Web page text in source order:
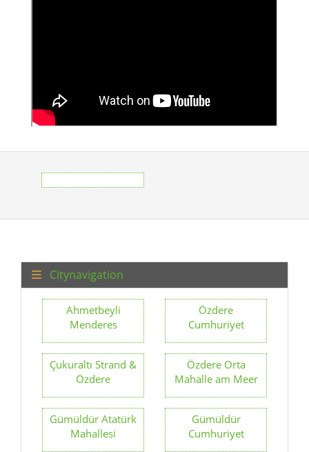
Citynavigation
Ahmetbeyli
Menderes
Özdere
Cumhuriyet
Çukuraltı Strand &
Özdere
Özdere Orta
Mahalle am Meer
Gümüldür Atatürk
Mahallesi
Gümüldür
Cumhuriyet